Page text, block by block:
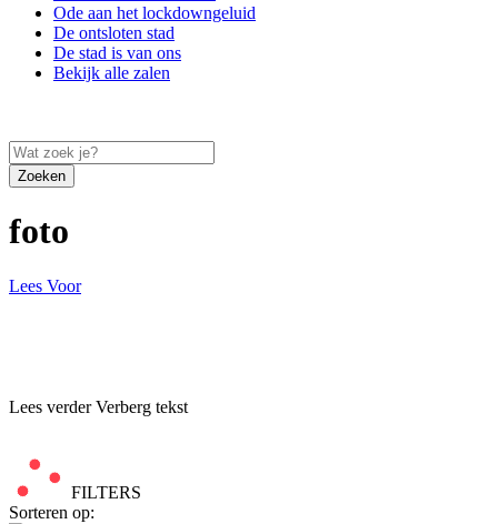
Ode aan het lockdowngeluid
De ontsloten stad
De stad is van ons
Bekijk alle zalen
Zoeken
foto
Lees Voor
Lees verderVerberg tekst
FILTERS
Sorteren op: